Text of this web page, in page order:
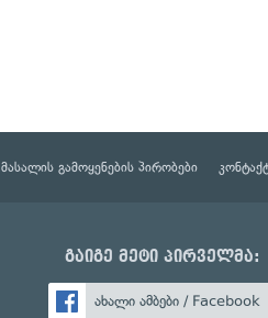
მასალის გამოყენების პირობები
გაიგე მეტი პირველმა:
ახალი ამბები / Facebook